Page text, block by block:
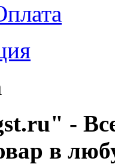
-
в